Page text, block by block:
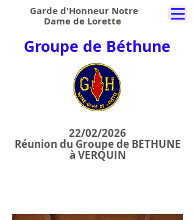
Garde d'Honneur Notre
Dame de Lorette
Groupe de Béthune
22/02/2026
Réunion du Groupe de BETHUNE
à VERQUIN